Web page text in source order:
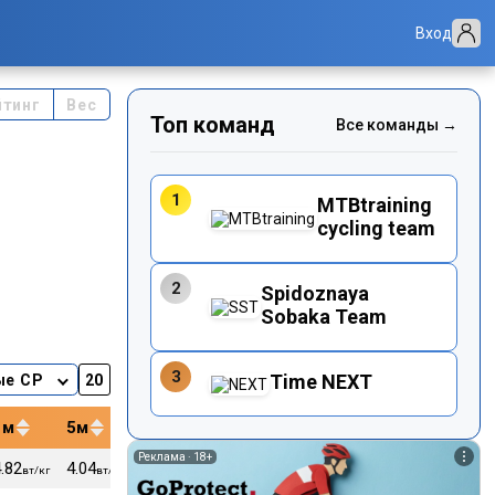
Вход
Вес
CP
5м
вт/кг 4.04вт/кг 3.77 3.62 3.42 вт/кг
Топ команд Все команды →
1
MTBtraining
cycling team
2
Spidoznaya
Sobaka Team
3 Time NEXT
Реклама · 18+